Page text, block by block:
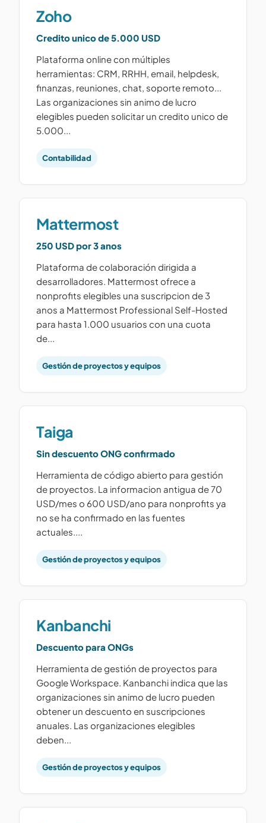
Zoho
Credito unico de 5.000 USD
Plataforma online con múltiples
herramientas: CRM, RRHH, email, helpdesk,
finanzas, reuniones, chat, soporte remoto...
Las organizaciones sin animo de lucro
elegibles pueden solicitar un credito unico de
5.000...
Contabilidad
Mattermost
250 USD por 3 anos
Plataforma de colaboración dirigida a
desarrolladores. Mattermost ofrece a
nonprofits elegibles una suscripcion de 3
anos a Mattermost Professional Self-Hosted
para hasta 1.000 usuarios con una cuota
de...
Gestión de proyectos y equipos
Taiga
Sin descuento ONG confirmado
Herramienta de código abierto para gestión
de proyectos. La informacion antigua de 70
USD/mes o 600 USD/ano para nonprofits ya
no se ha confirmado en las fuentes
actuales....
Gestión de proyectos y equipos
Kanbanchi
Descuento para ONGs
Herramienta de gestión de proyectos para
Google Workspace. Kanbanchi indica que las
organizaciones sin animo de lucro pueden
obtener un descuento en suscripciones
anuales. Las organizaciones elegibles
deben...
Gestión de proyectos y equipos